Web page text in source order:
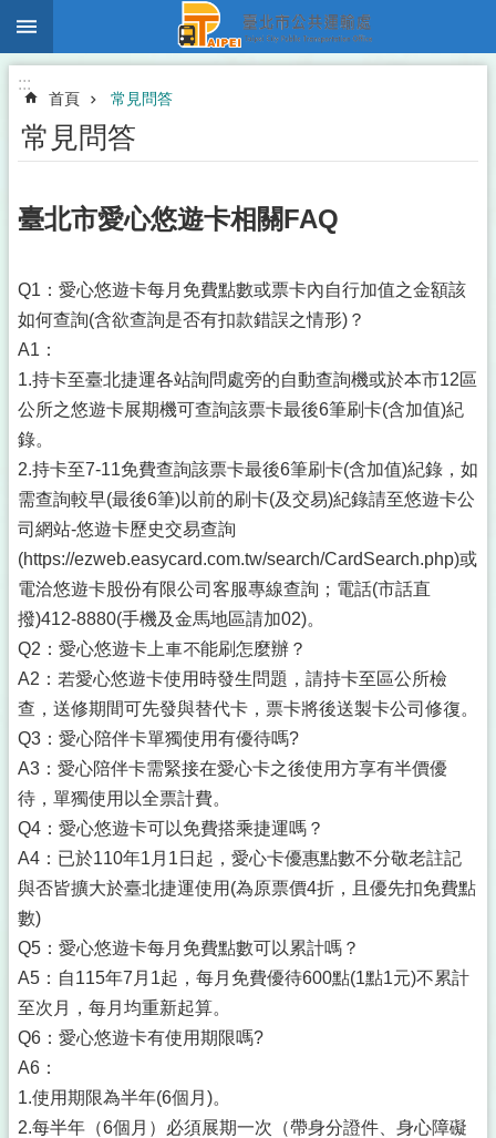
跳到主要內容區塊
:::
首頁 常見問答
常見問答
臺北市愛心悠遊卡相關FAQ
Q1：愛心悠遊卡每月免費點數或票卡內自行加值之金額該
如何查詢(含欲查詢是否有扣款錯誤之情形)？
A1：
1.持卡至臺北捷運各站詢問處旁的自動查詢機或於本市12區
公所之悠遊卡展期機可查詢該票卡最後6筆刷卡(含加值)紀
錄。
2.持卡至7-11免費查詢該票卡最後6筆刷卡(含加值)紀錄，如
需查詢較早(最後6筆)以前的刷卡(及交易)紀錄請至悠遊卡公
司網站-悠遊卡歷史交易查詢
(https://ezweb.easycard.com.tw/search/CardSearch.php)或
電洽悠遊卡股份有限公司客服專線查詢；電話(市話直
撥)412-8880(手機及金馬地區請加02)。
Q2：愛心悠遊卡上車不能刷怎麼辦？
A2：若愛心悠遊卡使用時發生問題，請持卡至區公所檢
查，送修期間可先發與替代卡，票卡將後送製卡公司修復。
Q3：愛心陪伴卡單獨使用有優待嗎?
A3：愛心陪伴卡需緊接在愛心卡之後使用方享有半價優
待，單獨使用以全票計費。
Q4：愛心悠遊卡可以免費搭乘捷運嗎？
A4：已於110年1月1日起，愛心卡優惠點數不分敬老註記
與否皆擴大於臺北捷運使用(為原票價4折，且優先扣免費點
數)
Q5：愛心悠遊卡每月免費點數可以累計嗎？
A5：自115年7月1起，每月免費優待600點(1點1元)不累計
至次月，每月均重新起算。
Q6：愛心悠遊卡有使用期限嗎?
A6：
1.使用期限為半年(6個月)。
2.每半年（6個月）必須展期一次（帶身分證件、身心障礙